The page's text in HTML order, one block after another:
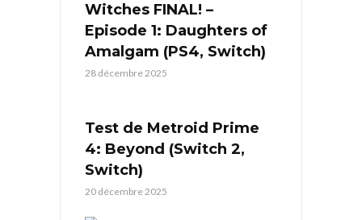
Witches FINAL! –
Episode 1: Daughters of
Amalgam (PS4, Switch)
28 décembre 2025
Test de Metroid Prime
4: Beyond (Switch 2,
Switch)
20 décembre 2025